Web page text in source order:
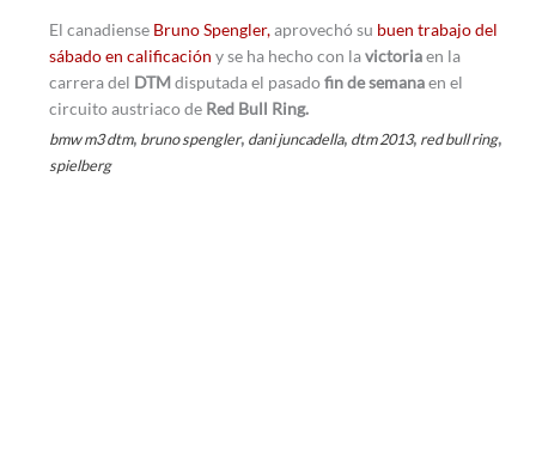
El canadiense Bruno Spengler,aprovechó su buen trabajo del
sábado en calificación y se ha hecho con lavictoriaen la
carrera del DTMdisputada el pasadofin de semanaen el
circuito austriaco de Red Bull Ring.
bmw m3 dtm, bruno spengler, dani juncadella, dtm 2013, red bull ring,
spielberg